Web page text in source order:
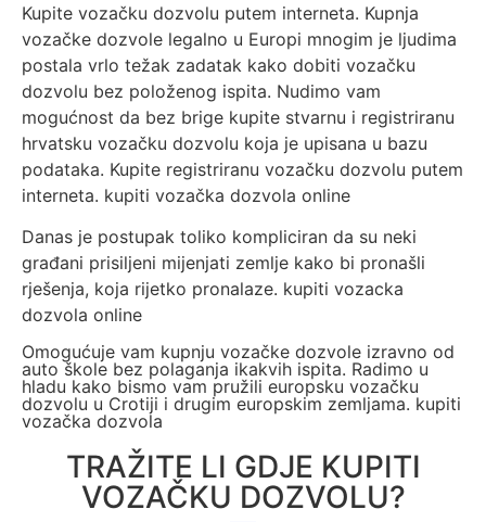
Kupite vozačku dozvolu putem interneta. Kupnja
vozačke dozvole legalno u Europi mnogim je ljudima
postala vrlo težak zadatak kako dobiti vozačku
dozvolu bez položenog ispita. Nudimo vam
mogućnost da bez brige kupite stvarnu i registriranu
hrvatsku vozačku dozvolu koja je upisana u bazu
podataka. Kupite registriranu vozačku dozvolu putem
interneta. kupiti vozačka dozvola online
Danas je postupak toliko kompliciran da su neki
građani prisiljeni mijenjati zemlje kako bi pronašli
rješenja, koja rijetko pronalaze. kupiti vozacka
dozvola online
Omogućuje vam kupnju vozačke dozvole izravno od
auto škole bez polaganja ikakvih ispita. Radimo u
hladu kako bismo vam pružili europsku vozačku
dozvolu u Crotiji i drugim europskim zemljama. kupiti
vozačka dozvola
TRAŽITE LI GDJE KUPITI
VOZAČKU DOZVOLU?